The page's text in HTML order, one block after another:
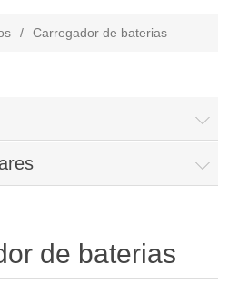
/ Carregador de baterias
de baterias